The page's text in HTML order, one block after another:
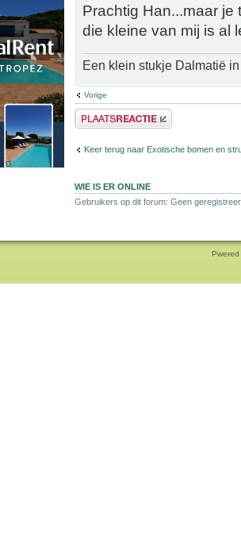
Prachtig Han...maar
die kleine van mij is al
Een klein stukje Dalmatië
Vorige
Plaats een reactie
Keer terug naar Exotische bomen en
WIE IS ER ONLINE
Gebruikers op dit forum: Geen